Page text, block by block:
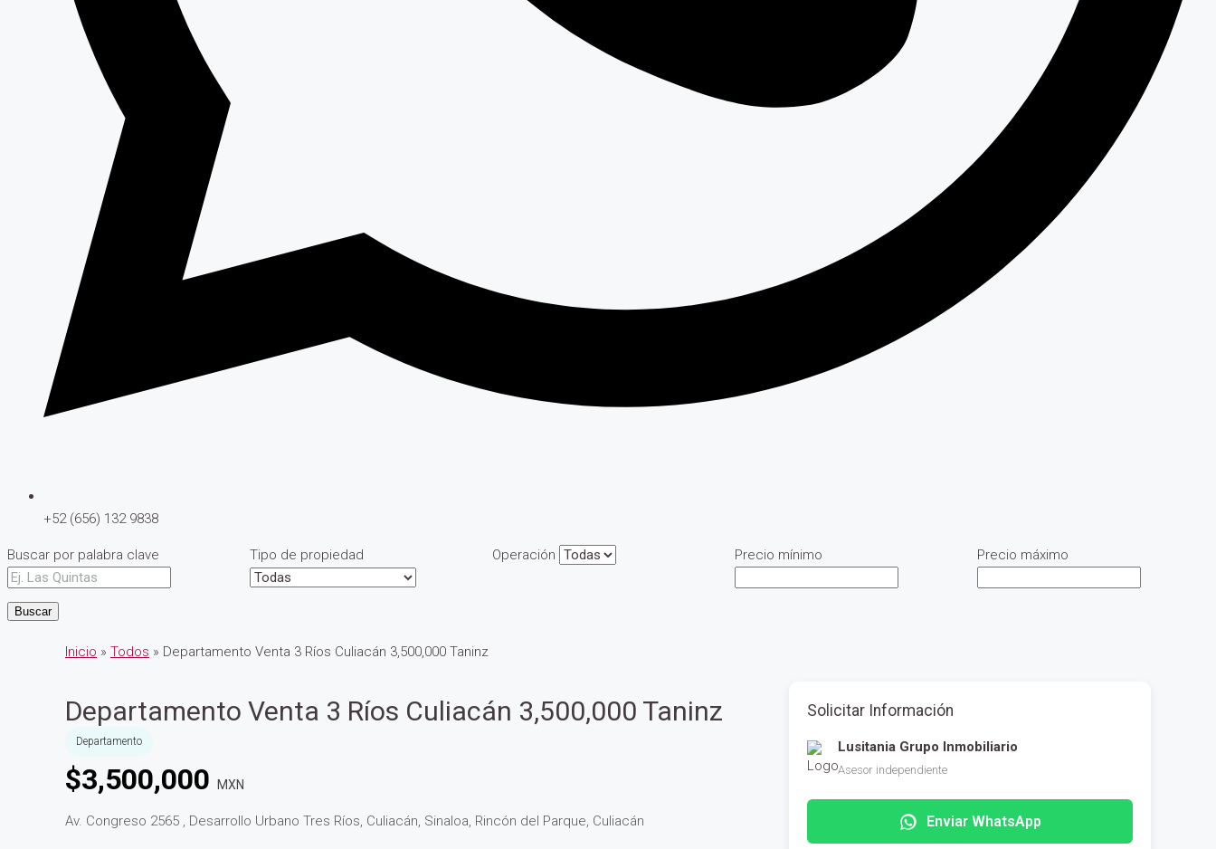
+52 (656) 132 9838
Buscar por palabra clave Tipo de propiedad Operación Precio mínimo Precio máximo
Buscar
Inicio » Todos » Departamento Venta 3 Ríos Culiacán 3,500,000 Taninz
Departamento Venta 3 Ríos Culiacán 3,500,000 Taninz
Departamento
$3,500,000 MXN
Av. Congreso 2565 , Desarrollo Urbano Tres Ríos, Culiacán, Sinaloa, Rincón del Parque, Culiacán
Solicitar Información
Lusitania Grupo Inmobiliario
Asesor independiente
Enviar WhatsApp